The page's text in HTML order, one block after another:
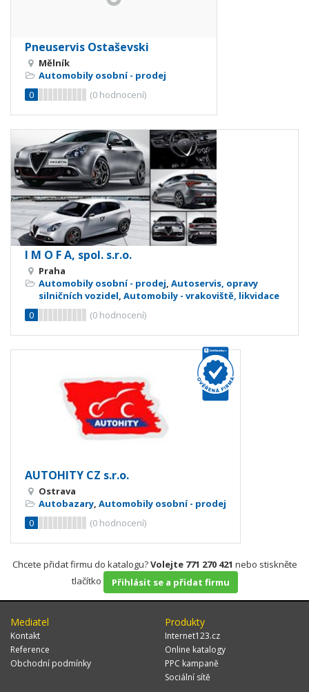
Pneuservis Ostaševski
Mělník
Automobily osobní - prodej
0
(0 hodnocení)
I M O F A, spol. s.r.o.
Praha
Automobily osobní - prodej, Autoservis, opravy
silničních vozidel, Automobily - vrakoviště, likvidace
0
(0 hodnocení)
AUTOHITY CZ s.r.o.
Ostrava
Autobazary, Automobily osobní - prodej
0
(0 hodnocení)
Chcete přidat firmu do katalogu?Volejte 771 270 421 nebo stiskněte
tlačítko
Přihlásit se a přidat firmu
Mediatel
Kontakt
Reference
Obchodní podmínky
Produkty
Internet123.cz
Online katalogy
PPC kampaně
Sociální sítě